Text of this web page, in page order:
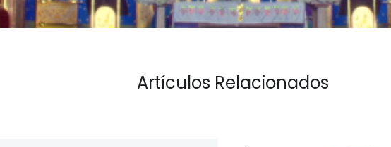
Artículos Relacionados